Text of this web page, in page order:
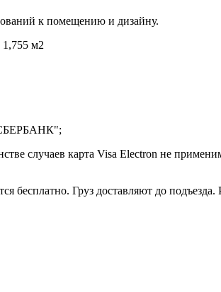
к помещению и дизайну.
м2
"СБЕРБАНК";
случаев карта Visa Electron не
бесплатно. Груз доставляют до